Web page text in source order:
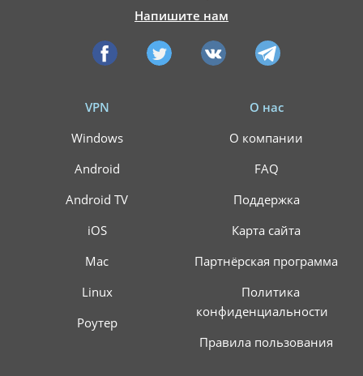
СКИДКИ 64%
Воспользуйтесь специальным предложением
ALTVPN, и сэкомьте на тарифном плане до 64%
Напишите нам
VPN
Windows
Android
Android TV
iOS
Mac
Linux
Роутер
О нас
О компании
FAQ
Поддержка
Карта сайта
Партнёрская программа
Политика
конфиденциальности
Правила пользования